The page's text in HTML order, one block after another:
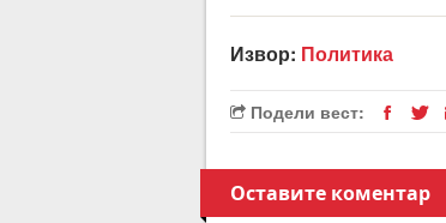
Извор: Политика
Подели вест:
Оставите коментар